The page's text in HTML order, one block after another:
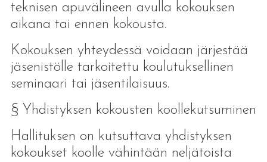
teknisen apuvälineen avulla kokouksen
aikana tai ennen kokousta.
Kokouksen yhteydessä voidaan järjestää
jäsenistölle tarkoitettu koulutuksellinen
seminaari tai jäsentilaisuus.
§ Yhdistyksen kokousten koollekutsuminen
Hallituksen on kutsuttava yhdistyksen
kokoukset koolle vähintään neljätoista